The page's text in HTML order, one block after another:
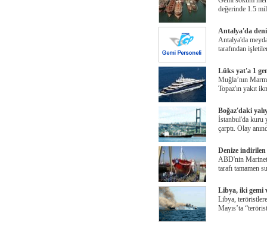
değerinde 1.5
Antalya'da
Antalya'da
tarafından
Lüks yat'a 1
Muğla’nın
Topaz'ın yakıt
Boğaz'daki
İstanbul'da kuru
çarptı. Olay
Denize
ABD'nin
tarafı tamamen
Libya, iki gemi
Libya,
Mayıs’ta